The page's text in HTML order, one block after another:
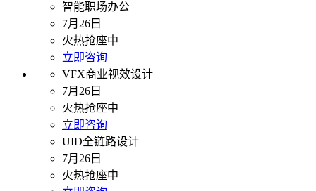
智能职场办公
7月26日
火热抢座中
立即咨询
VFX商业视效设计
7月26日
火热抢座中
立即咨询
UID全链路设计
7月26日
火热抢座中